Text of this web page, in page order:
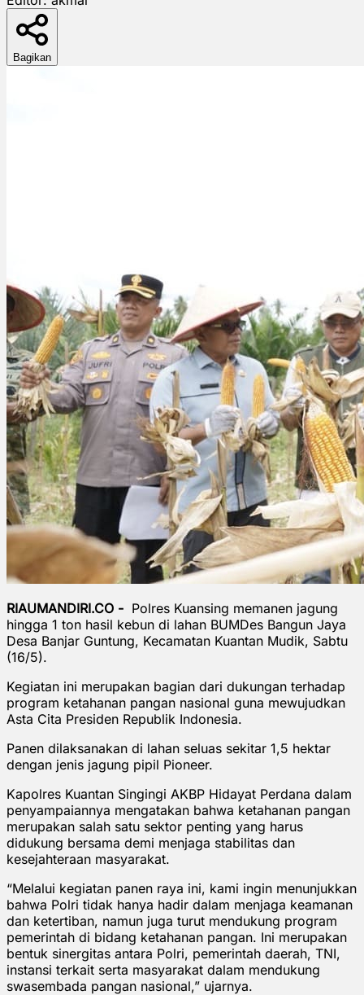
Bagikan
RIAUMANDIRI.CO - Polres Kuansing memanen jagung
hingga 1 ton hasil kebun di lahan BUMDes Bangun Jaya
Desa Banjar Guntung, Kecamatan Kuantan Mudik, Sabtu
(16/5).
Kegiatan ini merupakan bagian dari dukungan terhadap
program ketahanan pangan nasional guna mewujudkan
Asta Cita Presiden Republik Indonesia.
Panen dilaksanakan di lahan seluas sekitar 1,5 hektar
dengan jenis jagung pipil Pioneer.
Kapolres Kuantan Singingi AKBP Hidayat Perdana dalam
penyampaiannya mengatakan bahwa ketahanan pangan
merupakan salah satu sektor penting yang harus
didukung bersama demi menjaga stabilitas dan
kesejahteraan masyarakat.
“Melalui kegiatan panen raya ini, kami ingin menunjukkan
bahwa Polri tidak hanya hadir dalam menjaga keamanan
dan ketertiban, namun juga turut mendukung program
pemerintah di bidang ketahanan pangan. Ini merupakan
bentuk sinergitas antara Polri, pemerintah daerah, TNI,
instansi terkait serta masyarakat dalam mendukung
swasembada pangan nasional,” ujarnya.